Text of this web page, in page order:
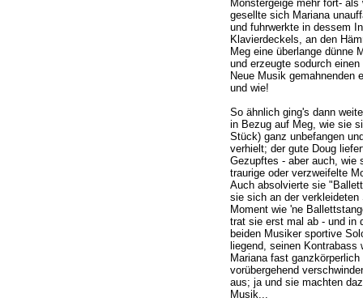
Monstergeige mehr fort-
gesellte sich Mariana
und fuhrwerkte in dessem
Klavierdeckels, an den
Meg eine überlange dünne
und erzeugte sodurch
Neue Musik gemahnenden
und wie!
So ähnlich ging's dann
in Bezug auf Meg, wie sie
Stück) ganz unbefangen
verhielt; der gute Doug
Gezupftes - aber auch, wie
traurige oder verzweifelte
Auch absolvierte sie
sie sich an der
Moment wie 'ne
trat sie erst mal ab - und in
beiden Musiker sportive
liegend, seinen
Mariana fast
vorübergehend
aus; ja und sie machten
Musik...